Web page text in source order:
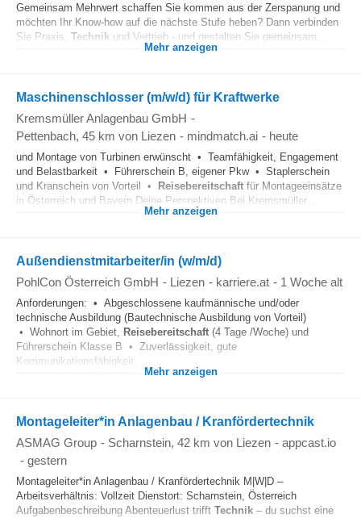
Gemeinsam Mehrwert schaffen Sie kommen aus der Zerspanung und
möchten Ihr Know-how auf die nächste Stufe heben? Dann verbinden
Sie Praxis, Technik und Vertrieb - und gestalten Sie gemeinsam...
Mehr anzeigen
Maschinenschlosser (m/w/d) für Kraftwerke
Kremsmüller Anlagenbau GmbH -
Pettenbach, 45 km von Liezen - mindmatch.ai - heute
und Montage von Turbinen erwünscht • Teamfähigkeit, Engagement
und Belastbarkeit • Führerschein B, eigener Pkw • Staplerschein
und Kranschein von Vorteil • Reisebereitschaft für Montageeinsätze
in Österreich und Bayern Deine Perspektiven Bei Kremsmüller...
Mehr anzeigen
Außendienstmitarbeiter/in (w/m/d)
PohlCon Österreich GmbH - Liezen - karriere.at - 1 Woche alt
Anforderungen: • Abgeschlossene kaufmännische und/oder
technische Ausbildung (Bautechnische Ausbildung von Vorteil)
• Wohnort im Gebiet, Reisebereitschaft (4 Tage /Woche) und
Führerschein Klasse B • Zuverlässigkeit, gute
Kommunikationsfähigkeit...
Mehr anzeigen
Montageleiter*in Anlagenbau / Kranfördertechnik
ASMAG Group - Scharnstein, 42 km von Liezen - appcast.io
- gestern
Montageleiter*in Anlagenbau / Kranfördertechnik M|W|D –
Arbeitsverhältnis: Vollzeit Dienstort: Scharnstein, Österreich
Aufgabenbeschreibung Abenteuerlust trifft Technik – du suchst eine